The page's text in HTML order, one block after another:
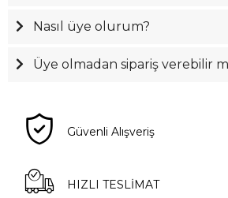
Nasıl üye olurum?
Üye olmadan sipariş verebilir
Güvenli Alışveriş
HIZLI TESLİMAT